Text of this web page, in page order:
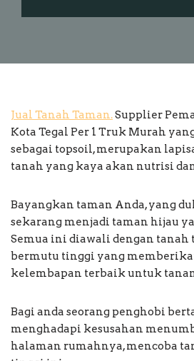
Jual Tanah Taman.Supplier
Kota Tegal Per 1 Truk Murah
sebagai topsoil, merupakan
tanah yang kaya akan nutrisi
Bayangkan taman Anda, yang
sekarang menjadi taman hijau
Semua ini diawali dengan tanah
bermutu tinggi yang
kelembapan terbaik untuk
Bagi anda seorang penghobi
menghadapi kesusahan
halaman rumahnya, mencoba